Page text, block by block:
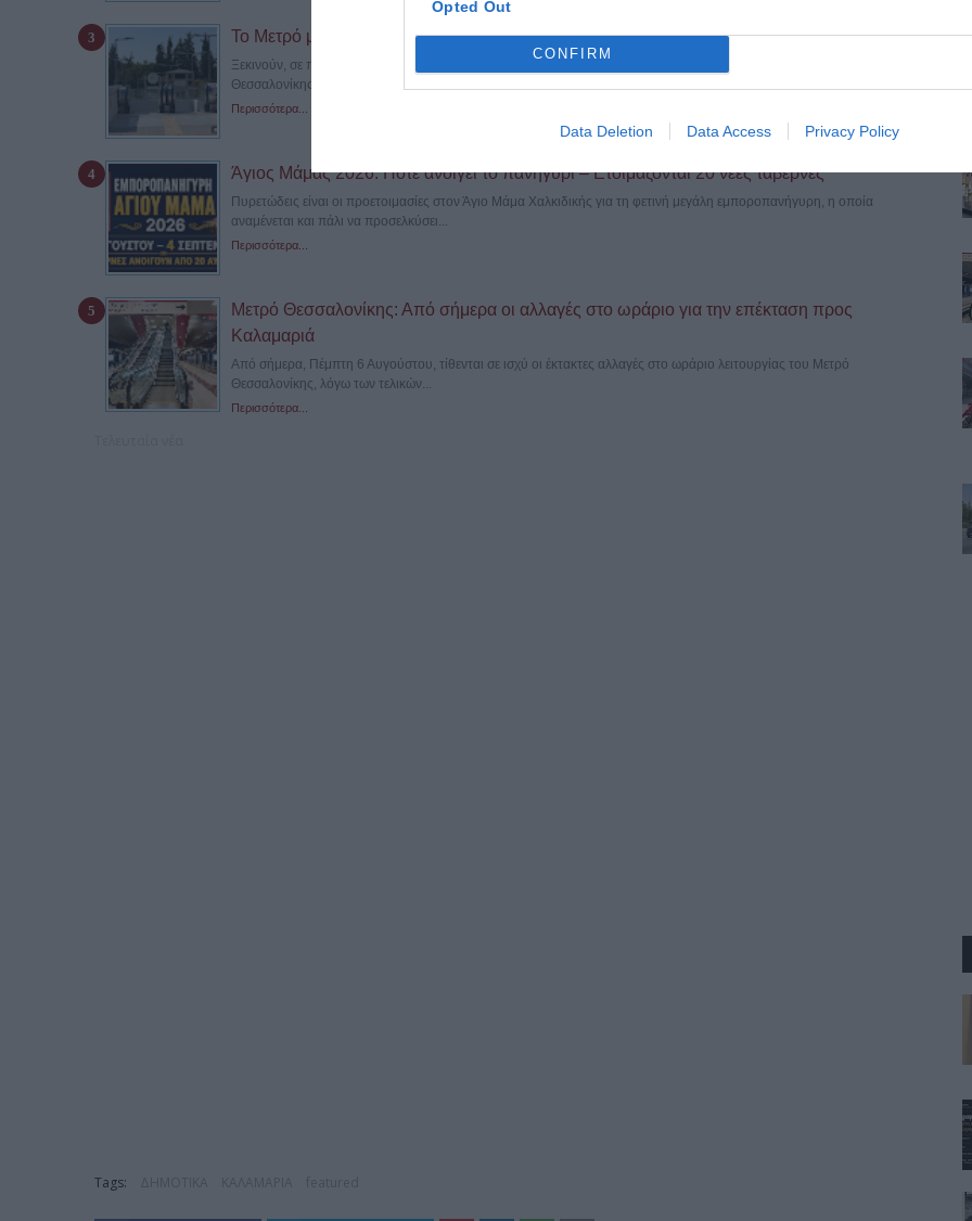
Opted Out
CONFIRM
Data Deletion Data Access Privacy Policy
Το Μετρό μπαίνει στην Καλαμαριά – Ξεκίνησε το τελικό “trial run”
Ξεκινούν, σε πρώτη φάση αποκλειστικά κατά τις νυχτερινές ώρες, τα δοκιμαστικά δρομολόγια της επέκτασης του Μετρό
Θεσσαλονίκης προς την...
Περισσότερα...
Άγιος Μάμας 2026: Πότε ανοίγει το πανηγύρι – Ετοιμάζονται 20 νέες ταβέρνες
Πυρετώδεις είναι οι προετοιμασίες στον Άγιο Μάμα Χαλκιδικής για τη φετινή μεγάλη εμποροπανήγυρη, η οποία
αναμένεται και πάλι να προσελκύσει...
Περισσότερα...
Μετρό Θεσσαλονίκης: Από σήμερα οι αλλαγές στο ωράριο για την επέκταση προς
Καλαμαριά
Από σήμερα, Πέμπτη 6 Αυγούστου, τίθενται σε ισχύ οι έκτακτες αλλαγές στο ωράριο λειτουργίας του Μετρό
Θεσσαλονίκης, λόγω των τελικών...
Περισσότερα...
Tags: